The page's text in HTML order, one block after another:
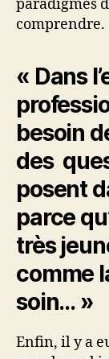
paradigmes
comprendre.
« Dans
besoin
des
posent
parce
très
comme
soin… »
Enfin, il y a